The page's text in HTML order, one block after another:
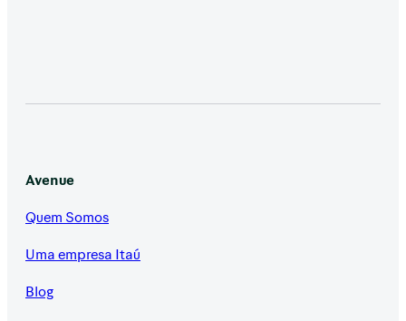
Avenue
Quem Somos
Uma empresa Itaú
Blog